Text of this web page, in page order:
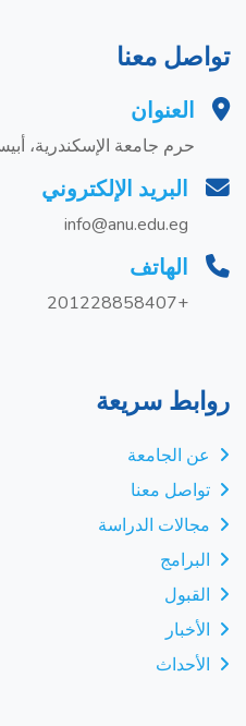
تواصل معنا
العنوان
حرم جامعة الإسكندرية،
البريد الإلكتروني
info@anu.edu.eg
الهاتف
+201228858407
روابط سريعة
عن الجامعة
تواصل معنا
مجالات الدراسة
البرامج
القبول
الأخبار
الأحداث